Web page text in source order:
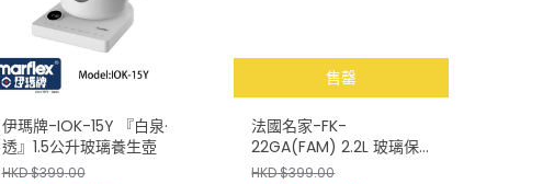
伊瑪牌-IOK-15Y 『白泉·
透』1.5公升玻璃養生壺
HKD $399.00
售罄
法國名家-FK-
22GA(FAM) 2.2L 玻璃保
健養生壺
HKD $399.00